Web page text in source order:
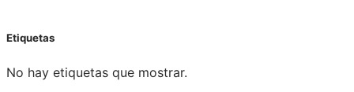
Etiquetas
No hay etiquetas que mostrar.